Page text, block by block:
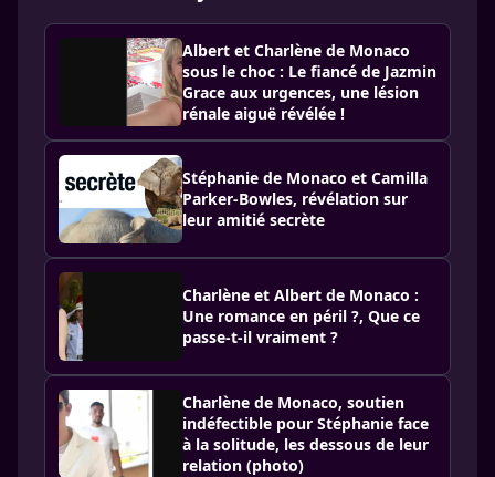
Albert et Charlène de Monaco
sous le choc : Le fiancé de Jazmin
Grace aux urgences, une lésion
rénale aiguë révélée !
Stéphanie de Monaco et Camilla
Parker-Bowles, révélation sur
leur amitié secrète
Charlène et Albert de Monaco :
Une romance en péril ?, Que ce
passe-t-il vraiment ?
Charlène de Monaco, soutien
indéfectible pour Stéphanie face
à la solitude, les dessous de leur
relation (photo)